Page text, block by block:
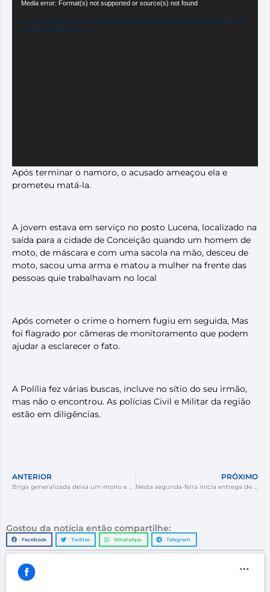
Tocador
vídeo
Media error: Format(s) not supported or source(s) not found
Fazer download do arquivo: https://linhaverdade.com.br/wp-content/uploads/2024/03/VID-
20240303-WA0028.mp4?_=1
Após terminar o namoro, o acusado ameaçou ela e
prometeu matá-la.
A jovem estava em serviço no posto Lucena, localizado na
saída para a cidade de Conceição quando um homem de
moto, de máscara e com uma sacola na mão, desceu de
moto, sacou uma arma e matou a mulher na frente das
pessoas quie trabalhavam no local
Após cometer o crime o homem fugiu em seguida, Mas
foi flagrado por câmeras de monitoramento que podem
ajudar a esclarecer o fato.
A Polília fez várias buscas, incluve no sítio do seu irmão,
mas não o encontrou. As polícias Civil e Militar da região
estão em diligências.
ANTERIOR
Briga generalizada deixa um morto e seis esfaqueados.
PRÓXIMO
Nesta segunda-feira inicia entrega de uniformes em Criciúma.
Gostou da notícia então compartilhe:
Facebook Twitter WhatsApp Telegram